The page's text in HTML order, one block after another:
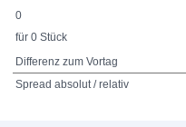
0
für 0 Stück
Differenz zum Vortag
Spread absolut / relativ